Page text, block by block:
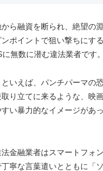
ら融資を断られ、絶望の
ポイントで狙い撃ちにす
無数に潜む違法業者です。
いえば、パンチパーマの
り立てに来るような、映
い暴力的なイメージがあ
金融業者はスマートフォ
寧な言葉遣いとともに「ソ